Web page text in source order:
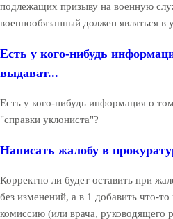
подлежащих призыву на военную
военнообязанный должен являться в
Есть у кого-нибудь
выдават...
Есть у кого-нибудь информация о
"справки уклониста"?
Написать жалобу в
Корректно ли будет оставить при
без изменений, а в 1 добавить что-
комиссию (или врача, руководящего